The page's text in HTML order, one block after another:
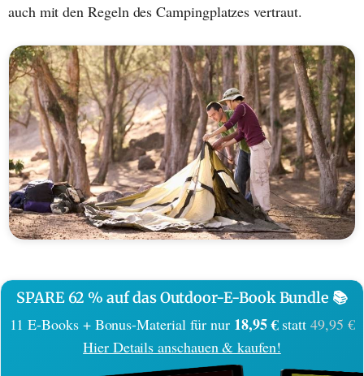
auch mit den Regeln des Campingplatzes vertraut.
SPARE 62 % auf das Outdoor-E-Book Bundle 📚
11 E-Books + Bonus-Material für nur 18,95 €statt 49,95 €
Hier Details anschauen & kaufen!